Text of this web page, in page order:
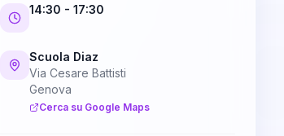
14:30 - 17:30
Scuola Diaz
Via Cesare Battisti
Genova
Cerca su Google Maps